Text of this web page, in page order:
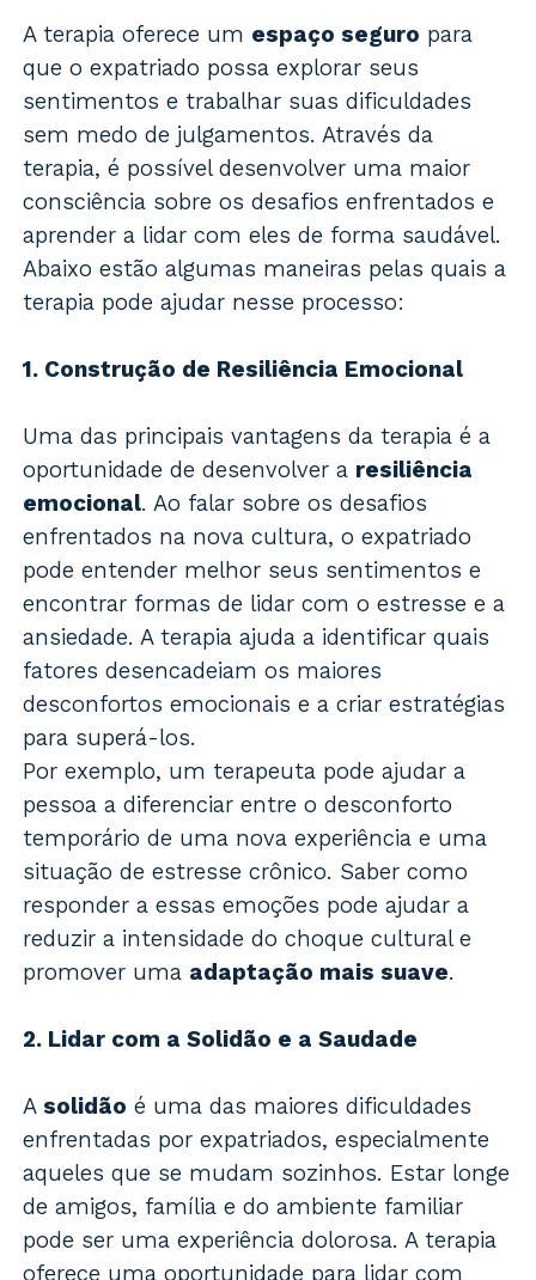
A terapia oferece um espaço seguro para
que o expatriado possa explorar seus
sentimentos e trabalhar suas dificuldades
sem medo de julgamentos. Através da
terapia, é possível desenvolver uma maior
consciência sobre os desafios enfrentados e
aprender a lidar com eles de forma saudável.
Abaixo estão algumas maneiras pelas quais a
terapia pode ajudar nesse processo:
1. Construção de Resiliência Emocional
Uma das principais vantagens da terapia é a
oportunidade de desenvolver a resiliência
emocional. Ao falar sobre os desafios
enfrentados na nova cultura, o expatriado
pode entender melhor seus sentimentos e
encontrar formas de lidar com o estresse e a
ansiedade. A terapia ajuda a identificar quais
fatores desencadeiam os maiores
desconfortos emocionais e a criar estratégias
para superá-los.
Por exemplo, um terapeuta pode ajudar a
pessoa a diferenciar entre o desconforto
temporário de uma nova experiência e uma
situação de estresse crônico. Saber como
responder a essas emoções pode ajudar a
reduzir a intensidade do choque cultural e
promover uma adaptação mais suave.
2. Lidar com a Solidão e a Saudade
A solidão é uma das maiores dificuldades
enfrentadas por expatriados, especialmente
aqueles que se mudam sozinhos. Estar longe
de amigos, família e do ambiente familiar
pode ser uma experiência dolorosa. A terapia
oferece uma oportunidade para lidar com